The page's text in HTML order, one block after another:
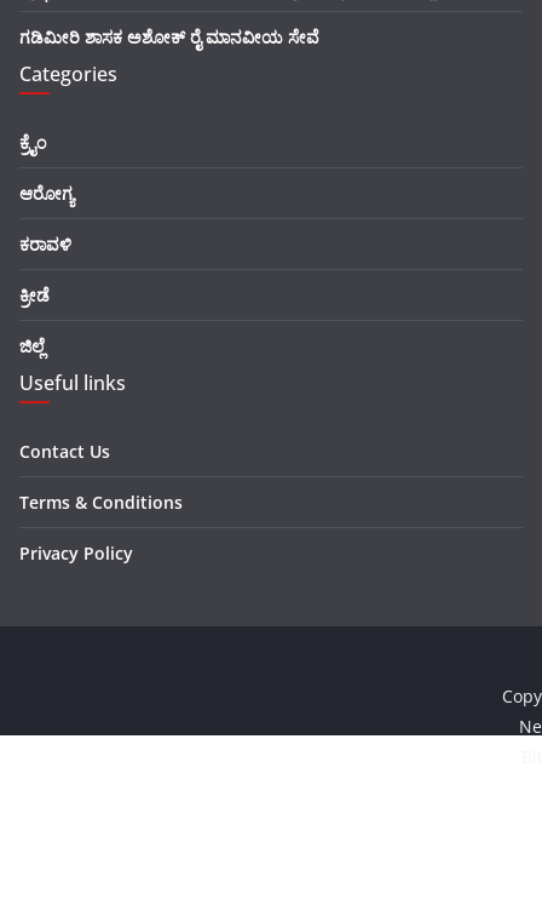
ಗಡಿಮೀರಿ ಶಾಸಕ ಅಶೋಕ್ ರೈ ಮಾನವೀಯ ಸೇವೆ
Categories
ಕ್ರೈಂ
ಆರೋಗ್ಯ
ಕರಾವಳಿ
ಕ್ರೀಡೆ
ಜಿಲ್ಲೆ
Useful links
Contact Us
Terms & Conditions
Privacy Policy